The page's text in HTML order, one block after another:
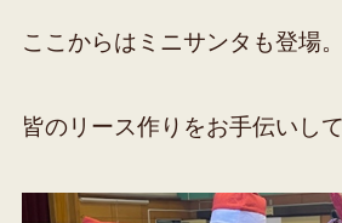
ここからはミニサンタも登場。
皆のリース作りをお手伝いし